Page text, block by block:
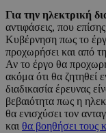
Για την ηλεκτρική
αντιφάσεις, που
Κυβέρνηση πως το
προχωρήσει και από
Αν το έργο θα
ακόμα ότι θα ζητηθεί
διαδικασία έρευνας
βεβαιότητα πως η
θα ενισχύσει τον
και θα βοηθήσει τους